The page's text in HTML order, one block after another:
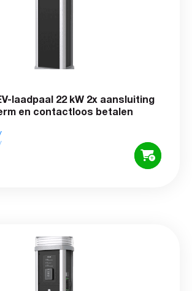
laadpaal 22 kW 2x aansluiting
en contactloos betalen